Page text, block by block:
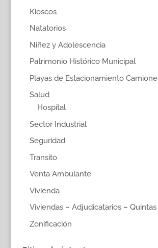
Kioscos
Natatorios
Niñez y Adolescencia
Patrimonio Histórico Municipal
Playas de Estacionamiento
Salud
Hospital
Sector Industrial
Seguridad
Transito
Venta Ambulante
Vivienda
Viviendas – Adjudicatarios – Quintas
Zonificación